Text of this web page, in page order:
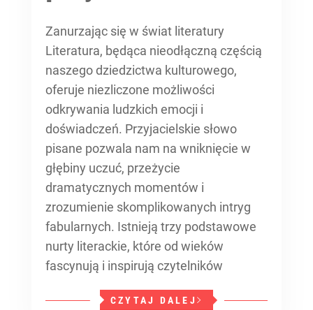
Zanurzając się w świat literatury
Literatura, będąca nieodłączną częścią
naszego dziedzictwa kulturowego,
oferuje niezliczone możliwości
odkrywania ludzkich emocji i
doświadczeń. Przyjacielskie słowo
pisane pozwala nam na wniknięcie w
głębiny uczuć, przeżycie
dramatycznych momentów i
zrozumienie skomplikowanych intryg
fabularnych. Istnieją trzy podstawowe
nurty literackie, które od wieków
fascynują i inspirują czytelników
CZYTAJ DALEJ